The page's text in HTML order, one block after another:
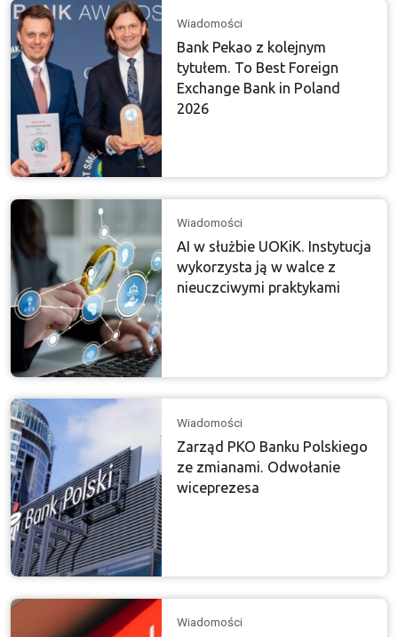
Wiadomości
Bank Pekao z kolejnym
tytułem. To Best Foreign
Exchange Bank in Poland
2026
Wiadomości
AI w służbie UOKiK. Instytucja
wykorzysta ją w walce z
nieuczciwymi praktykami
Wiadomości
Zarząd PKO Banku Polskiego
ze zmianami. Odwołanie
wiceprezesa
Wiadomości